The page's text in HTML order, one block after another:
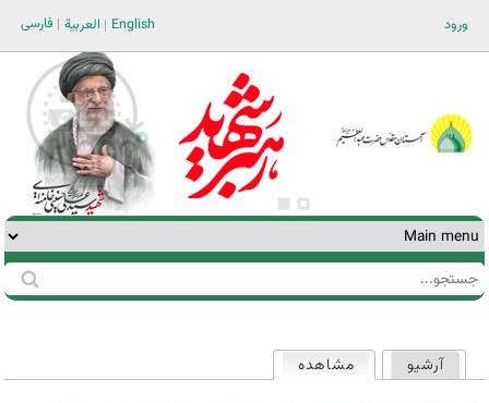
ورود فارسی العربية English
فرم
جستجو
آرشیو مشاهده